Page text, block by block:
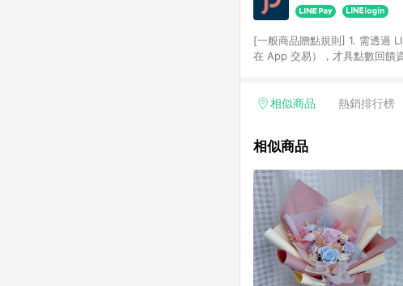
[一般商品贈點規則] 1. 需透過
在 App 交易），才具點數回饋
格，部分退款不在此限。 6.
使用規則請以點數紅包活動說
相似商品 熱銷排行榜
相似商品